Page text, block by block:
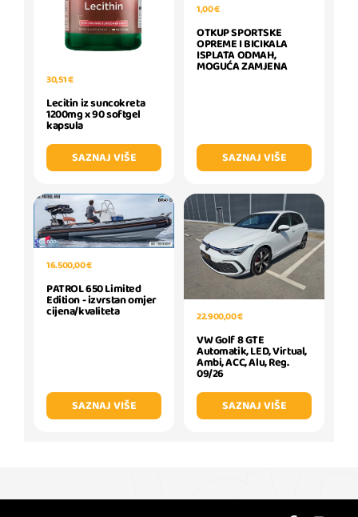
30,51 €
Lecitin iz suncokreta
1200mg x 90 softgel
kapsula
SAZNAJ VIŠE
1,00 €
OTKUP SPORTSKE
OPREME I BICIKALA
ISPLATA ODMAH,
MOGUĆA ZAMJENA
SAZNAJ VIŠE
16.500,00 €
PATROL 650 Limited
Edition - izvrstan omjer
cijena/kvaliteta
SAZNAJ VIŠE
22.900,00 €
VW Golf 8 GTE
Automatik, LED, Virtual,
Ambi, ACC, Alu, Reg.
09/26
SAZNAJ VIŠE